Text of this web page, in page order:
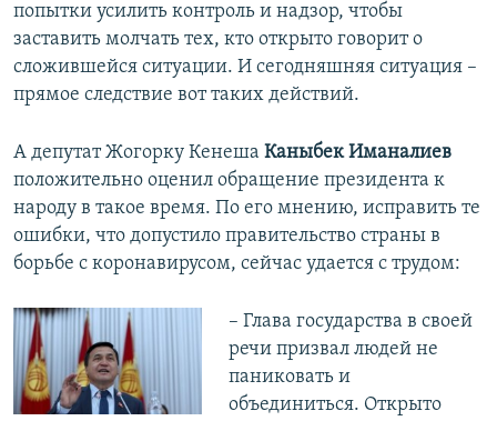
попытки усилить контроль и надзор, чтобы
заставить молчать тех, кто открыто говорит о
сложившейся ситуации. И сегодняшняя ситуация –
прямое следствие вот таких действий.
А депутат Жогорку Кенеша Каныбек Иманалиев
положительно оценил обращение президента к
народу в такое время. По его мнению, исправить те
ошибки, что допустило правительство страны в
борьбе с коронавирусом, сейчас удается с трудом:
– Глава государства в своей
речи призвал людей не
паниковать и
объединиться. Открыто